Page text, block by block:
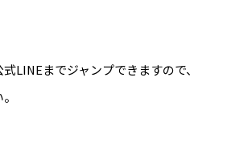
LINEまでジャンプできますので、